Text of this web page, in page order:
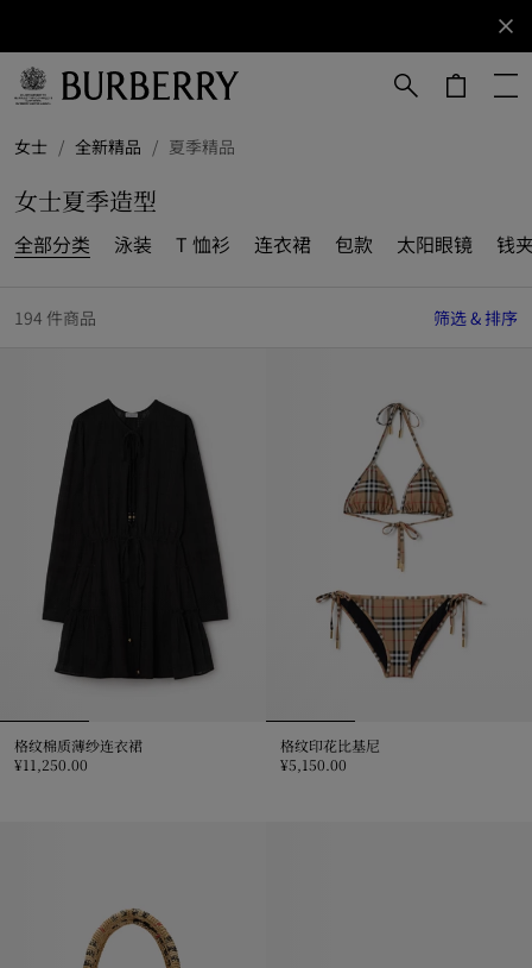
订阅获取
Burberry
品牌资
女士 / 全新精品 / 夏季精品
女士夏季造型
全部分类 泳装 T 恤衫 连衣裙 包款 太阳眼镜 钱
194 件商品 筛选 & 排序
格纹棉质薄纱连衣裙
¥11,250.00
格纹印花比基尼
¥5,150.00